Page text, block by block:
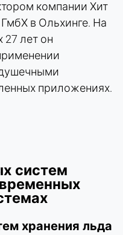
компании Хит
в Ольхинге. На
27 лет он
приложениях.
систем
хранения льда